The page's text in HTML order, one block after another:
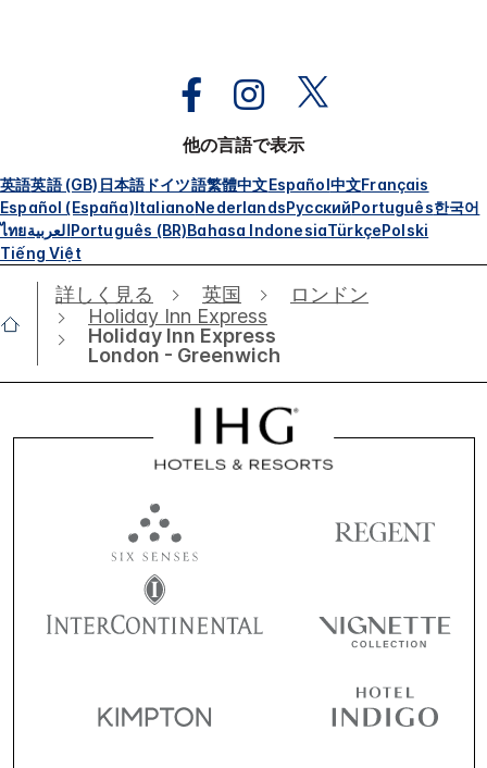
他の言語で表示
英語英語 (GB) 日本語 ドイツ語繁體中文Español中文Français
Español (España)ItalianoNederlandsРусскийPortuguês한국어
ไทยالعربيةPortuguês (BR)Bahasa IndonesiaTürkçePolski
Tiếng Việt
詳しく見る 英国
ロンドン
Holiday Inn Express
Holiday Inn Express
London - Greenwich